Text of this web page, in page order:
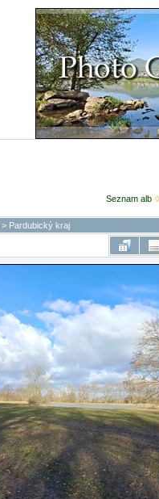
Seznam alb
> Pardubický kraj